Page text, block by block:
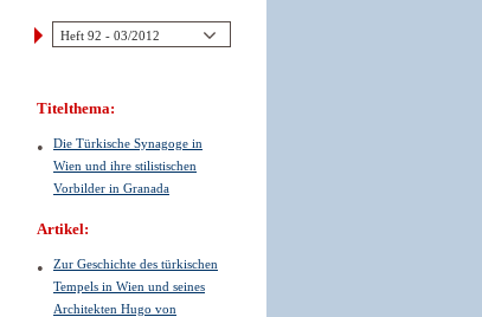
Titelthema:
Die Türkische Synagoge in
Wien und ihre stilistischen
Vorbilder in Granada
Artikel:
Zur Geschichte des türkischen
Tempels in Wien und seines
Architekten Hugo von